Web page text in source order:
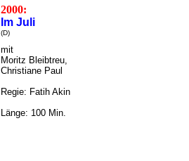
2000:
Im Juli
(D)
mit
Moritz Bleibtreu,
Christiane Paul
Regie: Fatih Akin
Länge: 100 Min.